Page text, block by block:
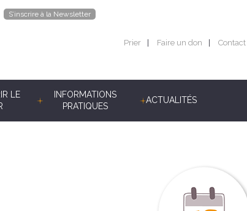
S’inscrire à la Newsletter
Prier Faire un don Contact
LE
INFORMATIONS
PRATIQUES
ACTUALITÉS